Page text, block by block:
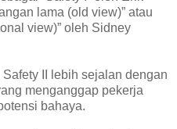
lama (old view)” atau
view)” oleh Sidney
II lebih sejalan dengan
menganggap pekerja
bahaya.